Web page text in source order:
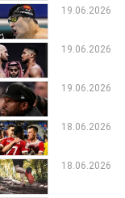
19.06.2026
19.06.2026
19.06.2026
18.06.2026
18.06.2026